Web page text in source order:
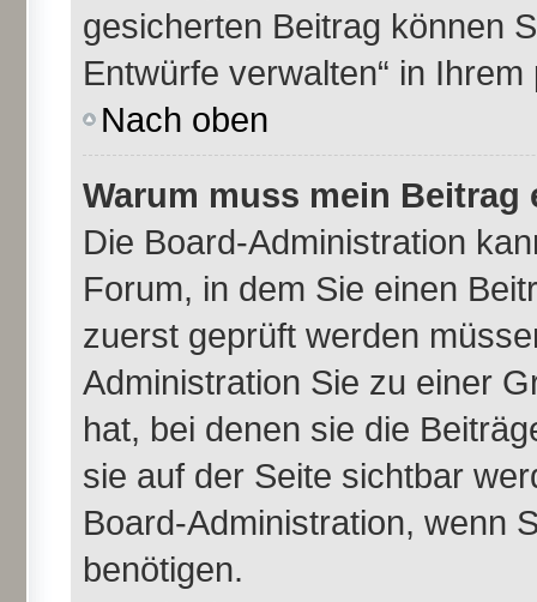
gesicherten Beitrag können
Entwürfe verwalten“ in
Nach oben
Warum muss mein
Die Board-Administration
Forum, in dem Sie einen
zuerst geprüft werden
Administration Sie zu einer
hat, bei denen sie die
sie auf der Seite sichtbar
Board-Administration, wenn
benötigen.